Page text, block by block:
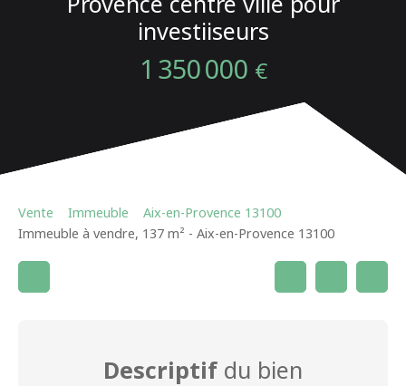
investiiseurs
1 350 000 €
Vente Immeuble
Aix-en-Provence 13100
Immeuble à vendre, 137 m² - Aix-en-Provence 13100
Descriptif du bien